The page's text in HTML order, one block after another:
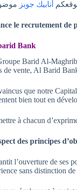
أنابيك جوبز
le recrutement de
Bank
Barid Al-
de vente, Al Barid
que notre
bien tout en
à chacun
des principes
l’ouverture de ses
sans distinction